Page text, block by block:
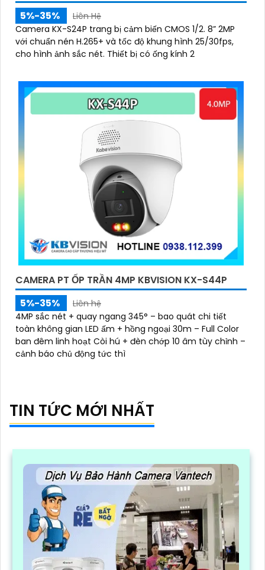
5%-35%
Liên Hệ
Camera KX-S24P trang bị cảm biến CMOS 1/2. 8” 2MP
với chuẩn nén H.265+ và tốc độ khung hình 25/30fps,
cho hình ảnh sắc nét. Thiết bị có ống kính 2
CAMERA PT ỐP TRẦN 4MP KBVISION KX-S44P
5%-35%
Liên hệ
4MP sắc nét + quay ngang 345° – bao quát chi tiết
toàn không gian LED ấm + hồng ngoại 30m – Full Color
ban đêm linh hoạt Còi hú + đèn chớp 10 âm tùy chỉnh –
cảnh báo chủ động tức thì
TIN TỨC MỚI NHẤT